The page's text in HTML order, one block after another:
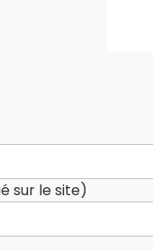
sur le site)